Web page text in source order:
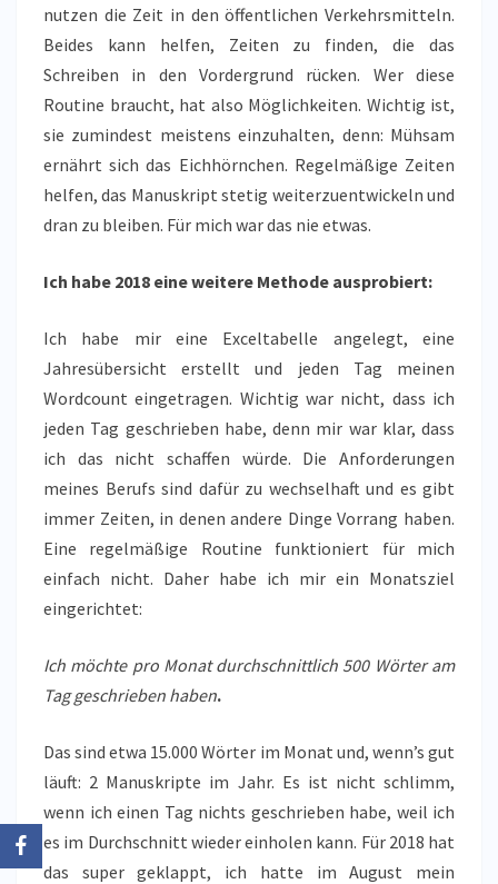
nutzen die Zeit in den öffentlichen Verkehrsmitteln.
Beides kann helfen, Zeiten zu finden, die das
Schreiben in den Vordergrund rücken. Wer diese
Routine braucht, hat also Möglichkeiten. Wichtig ist,
sie zumindest meistens einzuhalten, denn: Mühsam
ernährt sich das Eichhörnchen. Regelmäßige Zeiten
helfen, das Manuskript stetig weiterzuentwickeln und
dran zu bleiben. Für mich war das nie etwas.
Ich habe 2018 eine weitere Methode ausprobiert:
Ich habe mir eine Exceltabelle angelegt, eine
Jahresübersicht erstellt und jeden Tag meinen
Wordcount eingetragen. Wichtig war nicht, dass ich
jeden Tag geschrieben habe, denn mir war klar, dass
ich das nicht schaffen würde. Die Anforderungen
meines Berufs sind dafür zu wechselhaft und es gibt
immer Zeiten, in denen andere Dinge Vorrang haben.
Eine regelmäßige Routine funktioniert für mich
einfach nicht. Daher habe ich mir ein Monatsziel
eingerichtet:
Ich möchte pro Monat durchschnittlich 500 Wörter am
Tag geschrieben haben.
Das sind etwa 15.000 Wörter im Monat und, wenn’s gut
läuft: 2 Manuskripte im Jahr. Es ist nicht schlimm,
wenn ich einen Tag nichts geschrieben habe, weil ich
es im Durchschnitt wieder einholen kann. Für 2018 hat
das super geklappt, ich hatte im August mein